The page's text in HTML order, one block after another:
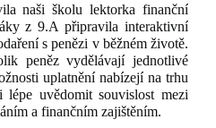
naši školu lektorka finanční
z 9.A připravila interaktivní
s penězi v běžném životě.
peněz vydělávají jednotlivé
uplatnění nabízejí na trhu
uvědomit souvislost mezi
a finančním zajištěním.